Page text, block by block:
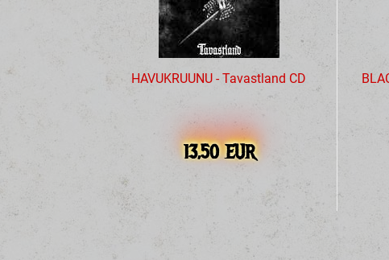
HAVUKRUUNU - Tavastland CD
13,50 EUR